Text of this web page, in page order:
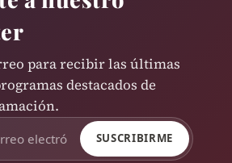
para recibir las últimas
destacados de
SUSCRIBIRME